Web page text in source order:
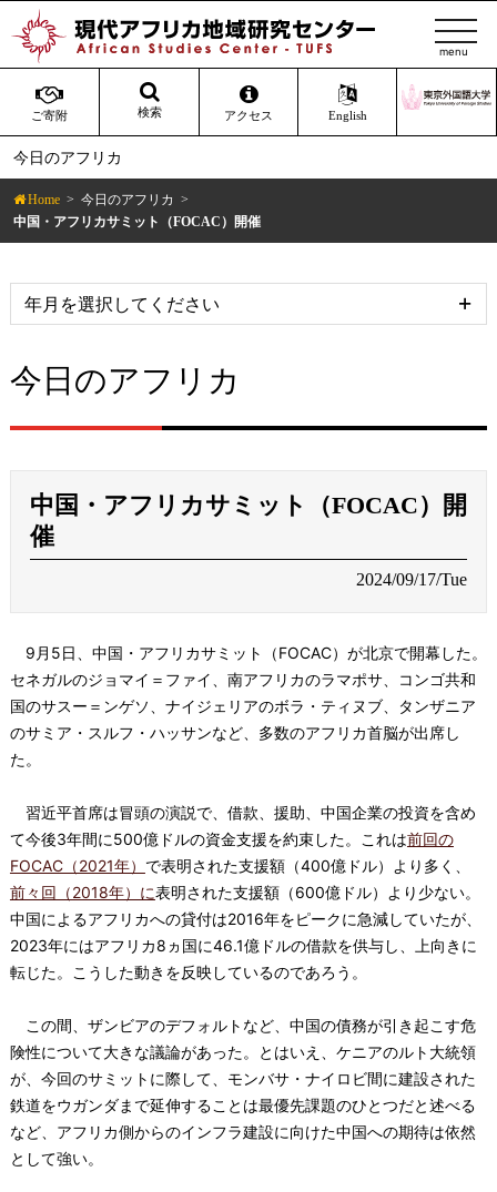
ご寄附 検索 アクセス English
t
o
g
l
v
g
a
n
今日のアフリカ
Home
今日のアフリカ
中国・アフリカサミット（FOCAC）開催
今日のアフリカ
中国・アフリカサミット（FOCAC）開
催
2024/09/17/Tue
9月5日、中国・アフリカサミット（FOCAC）が北京で開幕した。
セネガルのジョマイ＝ファイ、南アフリカのラマポサ、コンゴ共和
国のサスー＝ンゲソ、ナイジェリアのボラ・ティヌブ、タンザニア
のサミア・スルフ・ハッサンなど、多数のアフリカ首脳が出席し
た。
習近平首席は冒頭の演説で、借款、援助、中国企業の投資を含め
て今後3年間に500億ドルの資金支援を約束した。これは前回の
FOCAC（2021年） で表明された支援額（400億ドル）より多く、
前々回（2018年）に表明された支援額（600億ドル）より少ない。
中国によるアフリカへの貸付は2016年をピークに急減していたが、
2023年にはアフリカ8ヵ国に46.1億ドルの借款を供与し、上向きに
転じた。こうした動きを反映しているのであろう。
この間、ザンビアのデフォルトなど、中国の債務が引き起こす危
険性について大きな議論があった。とはいえ、ケニアのルト大統領
が、今回のサミットに際して、モンバサ・ナイロビ間に建設された
鉄道をウガンダまで延伸することは最優先課題のひとつだと述べる
など、アフリカ側からのインフラ建設に向けた中国への期待は依然
として強い。